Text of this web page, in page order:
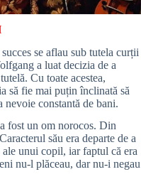
se aflau sub tutela curții
a luat decizia de a
Cu toate acestea,
să fie mai puțin înclinată să
constantă de bani.
fost un om norocos. Din
său era departe de a
unui copil, iar faptul că era
nu-l plăceau, dar nu-i negau